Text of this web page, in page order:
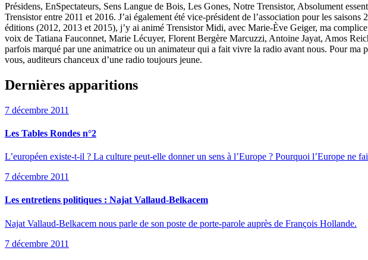
Présidens, EnSpectateurs, Sens Langue de Bois, Les Gones, Notre Trensistor, Absolument
Trensistor entre 2011 et 2016. J’ai également été vice-président de l’association pour les
éditions (2012, 2013 et 2015), j’y ai animé Trensistor Midi, avec Marie-Ève Geiger, ma
voix de Tatiana Fauconnet, Marie Lécuyer, Florent Bergère Marcuzzi, Antoine Jayat, Amos
parfois marqué par une animatrice ou un animateur qui a fait vivre la radio avant nous. Pour ma
vous, auditeurs chanceux d’une radio toujours jeune.
Dernières apparitions
7 décembre 2011
Les Tables Rondes n°2
L’européen existe-t-il ? La culture peut-elle donner un sens à l’Europe ? Pourquoi l’Europe ne
7 décembre 2011
Les entretiens politiques : Najat Vallaud-Belkacem
Najat Vallaud-Belkacem nous parle de son poste de porte-parole auprès de François Hollande.
7 décembre 2011